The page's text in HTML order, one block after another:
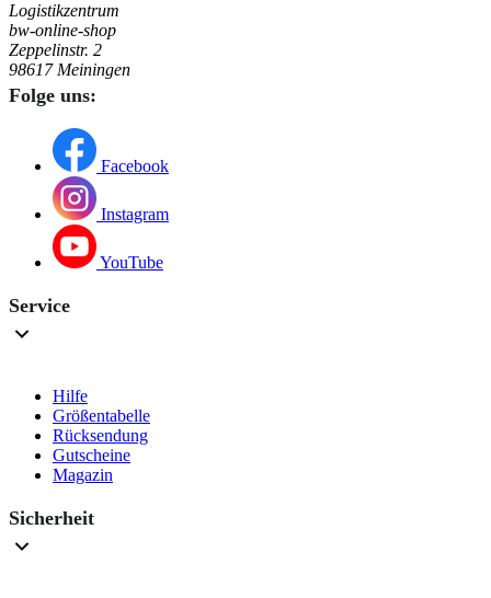
Logistikzentrum
bw-online-shop
Zeppelinstr. 2
98617 Meiningen
Folge uns:
Facebook
Instagram
YouTube
Service
Hilfe
Größentabelle
Rücksendung
Gutscheine
Magazin
Sicherheit